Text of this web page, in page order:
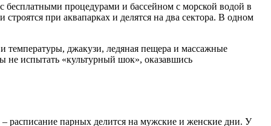
процедурами и бассейном с морской водой в
при аквапарках и делятся на два сектора. В одном
температуры, джакузи, ледяная пещера и массажные
не испытать «культурный шок», оказавшись
расписание парных делится на мужские и женские дни. У